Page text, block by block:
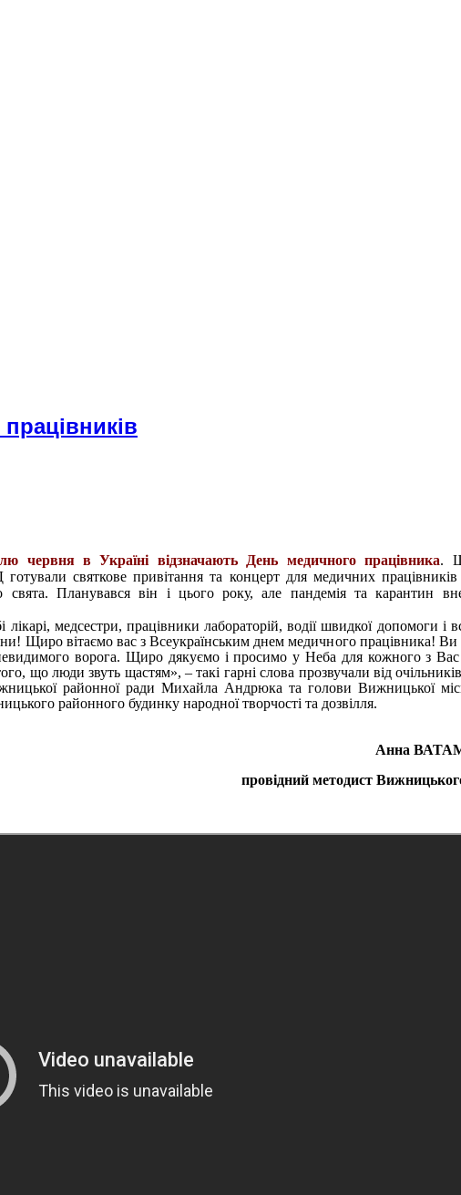
червня в Україні відзначають День медичного працівника.
святкове привітання та концерт для медичних працівників
свята. Планувався він і цього року, але пандемія та карантин
медсестри, працівники лабораторій, водії швидкої допомоги і
Щиро вітаємо вас з Всеукраїнським днем медичного працівника! Ви
ворога. Щиро дякуємо і просимо у Неба для кожного з Вас
що люди звуть щастям», – такі гарні слова прозвучали від
районної ради Михайла Андрюка та голови Вижницької
районного будинку народної творчості та дозвілля.
Анна
провідний методист